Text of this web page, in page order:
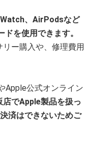
、AirPodsなど
を使用できます。
ー購入や、修理費用
Apple公式オンライン
でApple製品を扱っ
済はできないためご